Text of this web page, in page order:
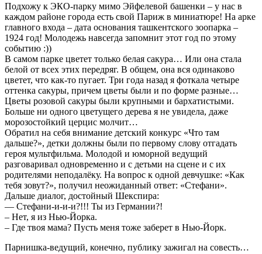
Подхожу к ЭКО-парку мимо Эйфелевой башенки – у нас в
каждом районе города есть свой Париж в миниатюре! На арке
главного входа – дата основания ташкентского зоопарка –
1924 год! Молодежь навсегда запомнит этот год по этому
событию :))
В самом парке цветет только белая сакура… Или она стала
белой от всех этих передряг. В общем, она вся одинаково
цветет, что как-то пугает. Три года назад я фоткала четыре
оттенка сакуры, причем цветы были и по форме разные…
Цветы розовой сакуры были крупными и бархатистыми.
Больше ни одного цветущего дерева я не увидела, даже
морозостойкий церцис молчит…
Обратил на себя внимание детский конкурс «Что там
дальше?», детки должны были по первому слову отгадать
героя мультфильма. Молодой и юморной ведущий
разговаривал одновременно и с детьми на сцене и с их
родителями неподалёку. На вопрос к одной девчушке: «Как
тебя зовут?», получил неожиданный ответ: «Стефани».
Дальше диалог, достойный Шекспира:
— Стефани-и-и-и?!!! Ты из Германии?!
– Нет, я из Нью-Йорка.
– Где твоя мама? Пусть меня тоже заберет в Нью-Йорк.
Парнишка-ведущий, конечно, публику зажигал на совесть…